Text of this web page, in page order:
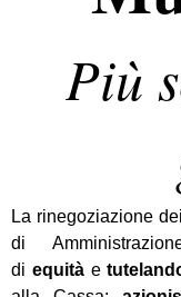
Più
La rinegoziazione
di
di equitàe